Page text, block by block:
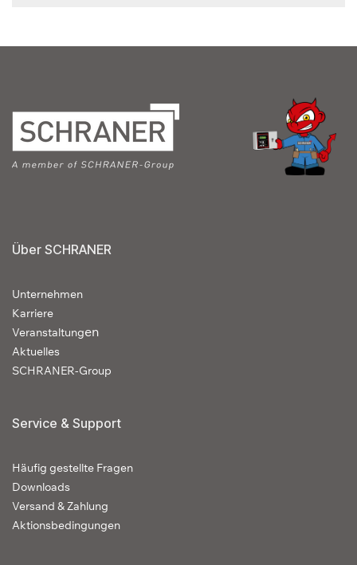
Über SCHRANER
Unternehmen
Karriere
Veranstaltungen
Aktuelles
SCHRANER-Group
Service & Support
Häufig gestellte Fragen
Downloads
Versand & Zahlung
Aktionsbedingungen